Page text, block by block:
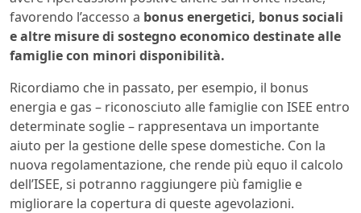
favorendo l’accesso a bonus energetici, bonus sociali
e altre misure di sostegno economico destinate alle
famiglie con minori disponibilità.
Ricordiamo che in passato, per esempio, il bonus
energia e gas – riconosciuto alle famiglie con ISEE entro
determinate soglie – rappresentava un importante
aiuto per la gestione delle spese domestiche. Con la
nuova regolamentazione, che rende più equo il calcolo
dell’ISEE, si potranno raggiungere più famiglie e
migliorare la copertura di queste agevolazioni.